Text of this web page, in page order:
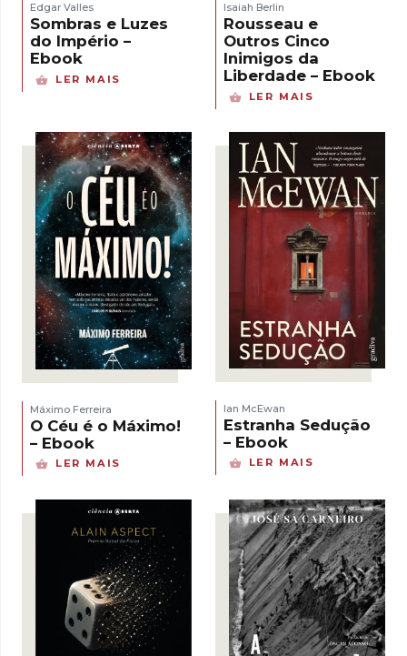
Edgar Valles
Sombras e Luzes
do Império –
Ebook
LER MAIS
Isaiah Berlin
Rousseau e
Outros Cinco
Inimigos da
Liberdade – Ebook
LER MAIS
Máximo Ferreira
O Céu é o Máximo!
– Ebook
LER MAIS
Ian McEwan
Estranha Sedução
– Ebook
LER MAIS